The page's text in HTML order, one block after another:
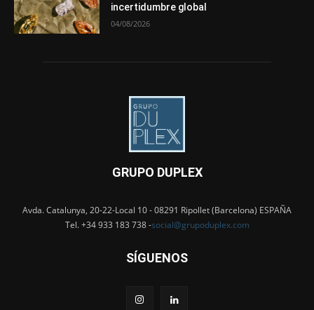
incertidumbre global
04/08/2026
GRUPO DUPLEX
Avda. Catalunya, 20-22-Local 10 - 08291 Ripollet (Barcelona) ESPAÑA
Tel. +34 933 183 738 -social@grupoduplex.com
SÍGUENOS